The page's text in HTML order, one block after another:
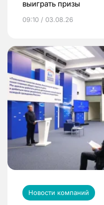
выиграть призы
09:10 / 03.08.26
Новости компаний